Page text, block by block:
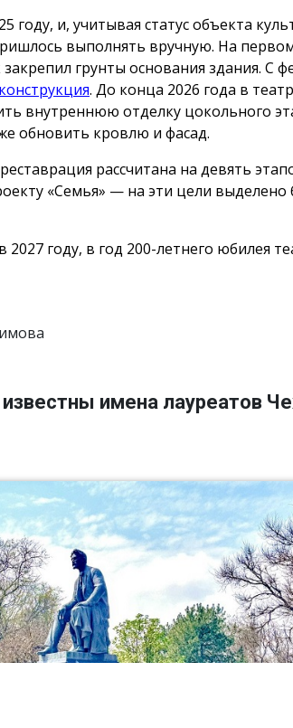
году, и, учитывая статус объекта
выполнять вручную. На
грунты основания здания. С
. До конца 2026 года в
внутреннюю отделку цокольного
обновить кровлю и фасад.
рассчитана на девять
«Семья» — на эти цели
году, в год 200-летнего юбилея
известны имена лауреатов